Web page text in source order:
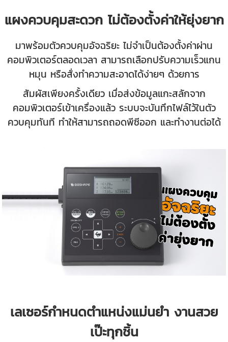
แผงควบคุมสะดวก ไม่ต้องตั้งค่าให้ยุ่งยาก
มาพร้อมตัวควบคุมอัจฉริยะ ไม่จำเป็นต้องตั้งค่าผ่าน
คอมพิวเตอร์ตลอดเวลา สามารถเลือกปรับความเร็วแกน
หมุน หรือสั่งทำความสะอาดได้ง่ายๆ ด้วยการ
สัมผัสเพียงครั้งเดียว เมื่อส่งข้อมูลแกะสลักจาก
คอมพิวเตอร์เข้าเครื่องแล้ว ระบบจะบันทึกไฟล์ไว้ในตัว
ควบคุมทันที ทำให้สามารถถอดพีซีออก และทำงานต่อได้
เลเซอร์กำหนดตำแหน่งแม่นยำ งานสวย
เป๊ะทุกชิ้น